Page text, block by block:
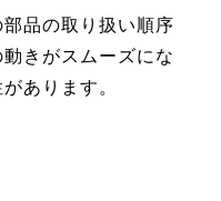
品の取り扱い順序
きがスムーズにな
あります。